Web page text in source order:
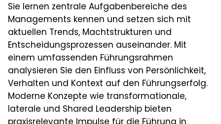
Sie lernen zentrale Aufgabenbereiche des
Managements kennen und setzen sich mit
aktuellen Trends, Machtstrukturen und
Entscheidungsprozessen auseinander. Mit
einem umfassenden Führungsrahmen
analysieren Sie den Einfluss von Persönlichkeit,
Verhalten und Kontext auf den Führungserfolg.
Moderne Konzepte wie transformationale,
laterale und Shared Leadership bieten
praxisrelevante Impulse für die Führung in